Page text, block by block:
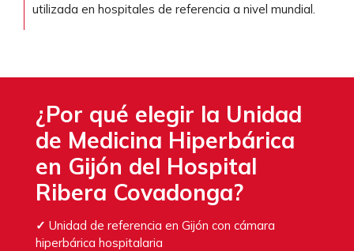
utilizada en hospitales de referencia a nivel mundial.
¿Por qué elegir la Unidad
de Medicina Hiperbárica
en Gijón del Hospital
Ribera Covadonga?
✓ Unidad de referencia en Gijón con cámara
hiperbárica hospitalaria